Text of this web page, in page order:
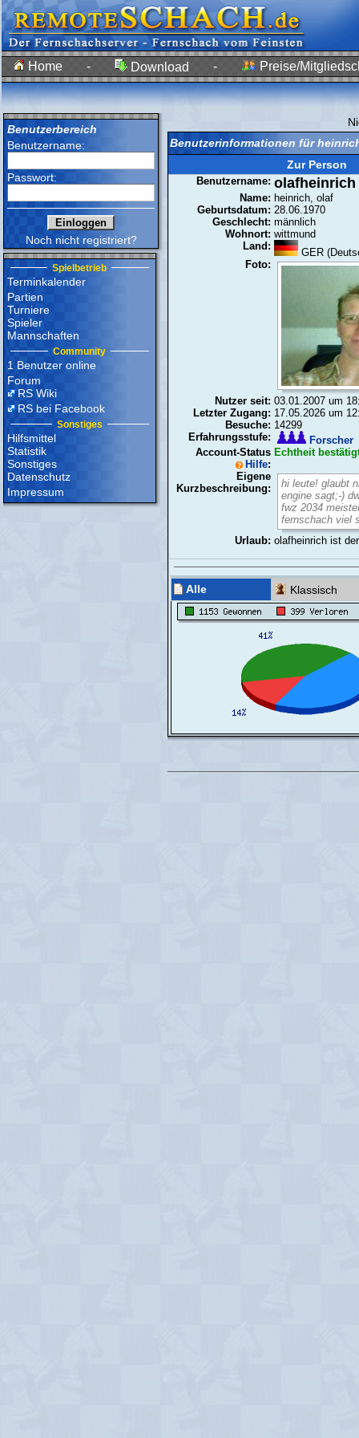
Home - Download - Preise/
Benutzerbereich
Benutzername:
Passwort:
Noch nicht registriert?
Spielbetrieb
Terminkalender
Partien
Turniere
Spieler
Mannschaften
Community
1 Benutzer online
Forum
RS Wiki
RS bei Facebook
Sonstiges
Hilfsmittel
Statistik
Sonstiges
Datenschutz
Impressum
Benutzerinformationen für
Zur Person
Benutzername: olafheinrich
Name: heinrich, olaf
Geburtsdatum: 28.06.1970
Geschlecht: männlich
Wohnort: wittmund
Land:
GER
Foto:
Nutzer seit: 03.01.2007 um
Letzter Zugang: 17.05.2026 um
Besuche: 14299
Erfahrungsstufe:
Forscher
Account-Status
Hilfe:
Echtheit
Eigene
Kurzbeschreibung:
hi leute! glaubt
engine sagt;-)
fwz 2034
fernschach viel
Urlaub: olafheinrich ist
Alle Klassisch